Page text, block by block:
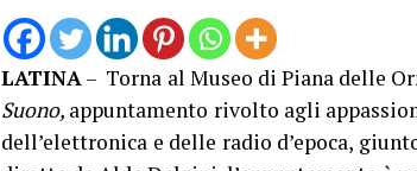
LATINA– Torna al Museo di Piana delle
Suono, appuntamento rivolto agli
dell’elettronica e delle radio d’epoca,